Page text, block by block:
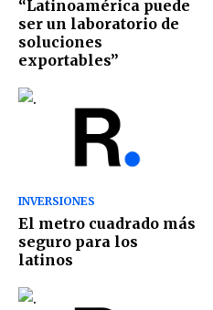
“Latinoamérica puede
ser un laboratorio de
soluciones
exportables”
INVERSIONES
El metro cuadrado más
seguro para los
latinos